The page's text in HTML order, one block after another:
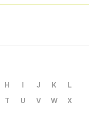
H I J K
L
T U V W
X